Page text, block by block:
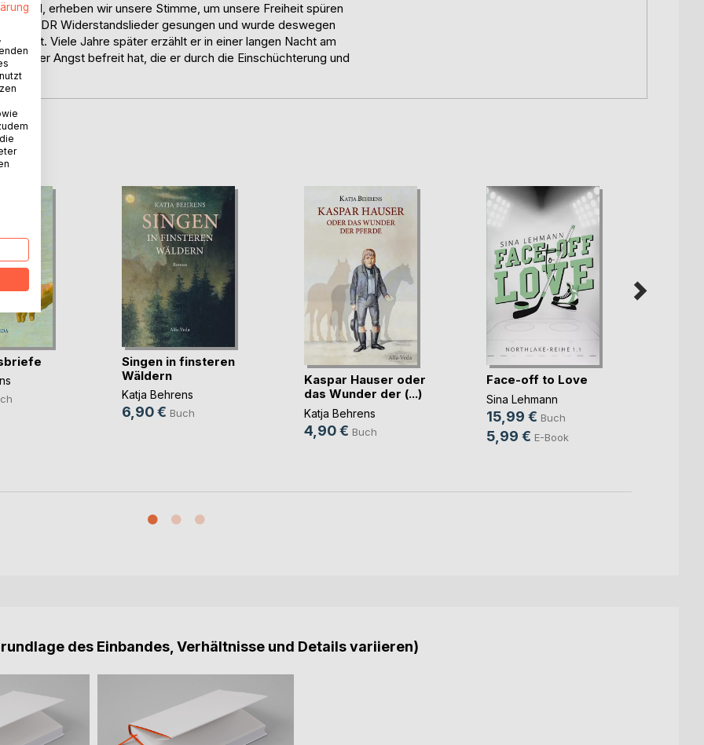
wird, erheben wir unsere Stimme, um unsere Freiheit spüren
der DDR Widerstands­lieder gesungen und wurde deswegen
Viele Jahre später erzählt er in einer langen Nacht am
von der Angst befreit hat, die er durch die Einschüchterung und
Singen in finsteren
Wäldern
Katja Behrens
6,90 € Buch
Kaspar Hauser oder
das Wunder der (...)
Katja Behrens
4,90 € Buch
Face-off to Love
Sina Lehmann
15,99 € Buch
5,99 € E-Book
des Einbandes, Verhältnisse und Details variieren)